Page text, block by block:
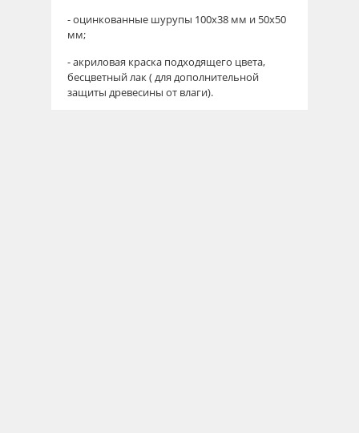
- оцинкованные шурупы 100х38 мм и 50х50
мм;
- акриловая краска подходящего цвета,
бесцветный лак ( для дополнительной
защиты древесины от влаги).